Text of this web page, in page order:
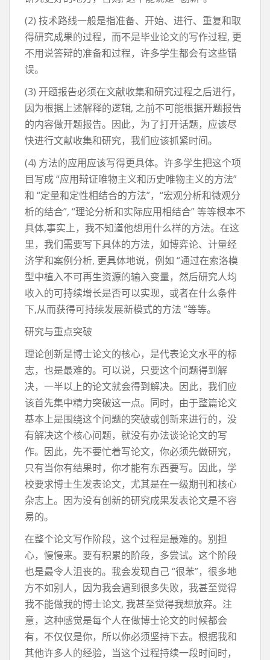
(2) 技术路线一般是指准备、开始、进行、重复和取
得研究成果的过程，而不是毕业论文的写作过程, 更
不用说答辩的准备和过程，许多学生都会有这些错
误。
(3) 开题报告必须在文献收集和研究过程之后进行，
因为根据上述解释的逻辑, 之前不可能根据开题报告
的内容做开题报告。因此，为了打开话题，应该尽
快进行文献收集和研究，我们应该抓紧时间。
(4) 方法的应用应该写得更具体。许多学生把这个项
目写成 “应用辩证唯物主义和历史唯物主义的方法”
和 “定量和定性相结合的方法”，“宏观分析和微观分
析的结合”, “理论分析和实际应用相结合” 等等根本不
具体,事实上，我不知道他想用什么样的方法。在这
里，我们需要写下具体的方法，如博弈论、计量经
济学和案例分析, 更具体地说，例如 “通过在索洛模
型中植入不可再生资源的输入变量，然后研究人均
收入的可持续增长是否可以实现，或者在什么条件
下,从而获得可持续发展新模式的方法 ”等等。
研究与重点突破
理论创新是博士论文的核心，是代表论文水平的标
志，也是最难的。可以说，只要这个问题得到解
决，一半以上的论文就会得到解决。因此，我们应
该首先集中精力突破这一点。同时，由于整篇论文
基本上是围绕这个问题的突破或创新来进行的，没
有解决这个核心问题，就没有办法谈论论文的写
作。因此，先不要忙着写论文，你必须先做研究，
只有当你有结果时，你才能有东西要写。因此，学
校要求博士生发表论文，尤其是在一级期刊和核心
杂志上。因为没有创新的研究成果发表论文是不容
易的。
在整个论文写作阶段，这个过程是最难的。别担
心，慢慢来。要有积累的阶段，多尝试。这个阶段
也是最令人沮丧的。我会发现自己 “很苯”，很多地
方不如别人，因为我会遇到很多失败，我甚至觉得
我不能做我的博士论文, 我甚至觉得我想放弃。注
意，这种感觉是每个人在做博士论文的时候都会
有，不仅仅是你，所以你必须坚持下去。根据我和
其他许多人的经验，当这个过程持续一段时间时，